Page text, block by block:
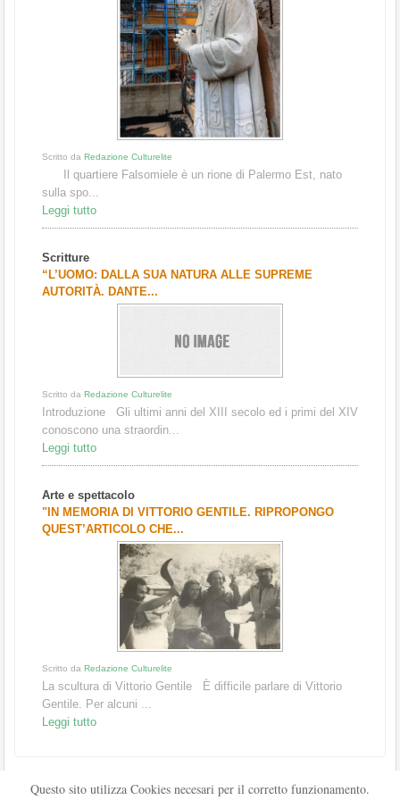
Scritto da Redazione Culturelite
Il quartiere Falsomiele è un rione di Palermo Est, nato
sulla spo...
Leggi tutto
Scritture
“L’UOMO: DALLA SUA NATURA ALLE SUPREME
AUTORITÀ. DANTE...
Scritto da Redazione Culturelite
Introduzione Gli ultimi anni del XIII secolo ed i primi del XIV
conoscono una straordin...
Leggi tutto
Arte e spettacolo
"IN MEMORIA DI VITTORIO GENTILE. RIPROPONGO
QUEST’ARTICOLO CHE...
Scritto da Redazione Culturelite
La scultura di Vittorio Gentile È difficile parlare di Vittorio
Gentile. Per alcuni ...
Leggi tutto
Questo sito utilizza Cookies necesari per il corretto funzionamento.